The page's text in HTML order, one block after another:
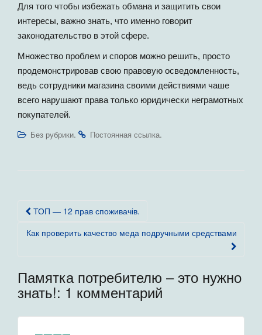
Для того чтобы избежать обмана и защитить свои
интересы, важно знать, что именно говорит
законодательство в этой сфере.
Множество проблем и споров можно решить, просто
продемонстрировав свою правовую осведомленность,
ведь сотрудники магазина своими действиями чаше
всего нарушают права только юридически неграмотных
покупателей.
Без рубрики. Постоянная ссылка.
Навигация
по
записям
ТОП — 12 прав споживачів.
Как проверить качество меда подручными средствами
Памятка потребителю – это нужно
знать!: 1 комментарий